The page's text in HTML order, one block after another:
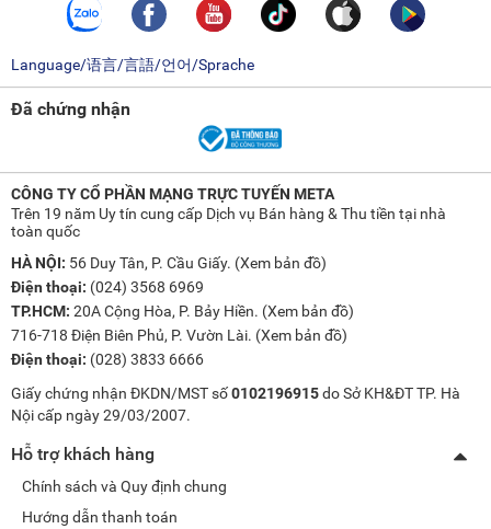
Language/语言/言語/언어/Sprache
Đã chứng nhận
CÔNG TY CỔ PHẦN MẠNG TRỰC TUYẾN META
Trên 19 năm Uy tín cung cấp Dịch vụ Bán hàng & Thu tiền tại nhà
toàn quốc
HÀ NỘI: 56 Duy Tân, P. Cầu Giấy. (Xem bản đồ)
Điện thoại: (024) 3568 6969
TP.HCM: 20A Cộng Hòa, P. Bảy Hiền. (Xem bản đồ)
716-718 Điện Biên Phủ, P. Vườn Lài. (Xem bản đồ)
Điện thoại: (028) 3833 6666
Giấy chứng nhận ĐKDN/MST số0102196915do Sở KH&ĐT TP. Hà
Nội cấp ngày 29/03/2007.
Hỗ trợ khách hàng
Chính sách và Quy định chung
Hướng dẫn thanh toán